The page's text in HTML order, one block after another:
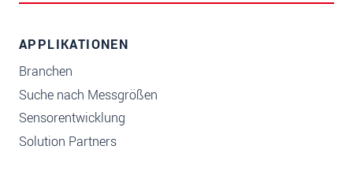
APPLIKATIONEN
Branchen
Suche nach Messgrößen
Sensorentwicklung
Solution Partners